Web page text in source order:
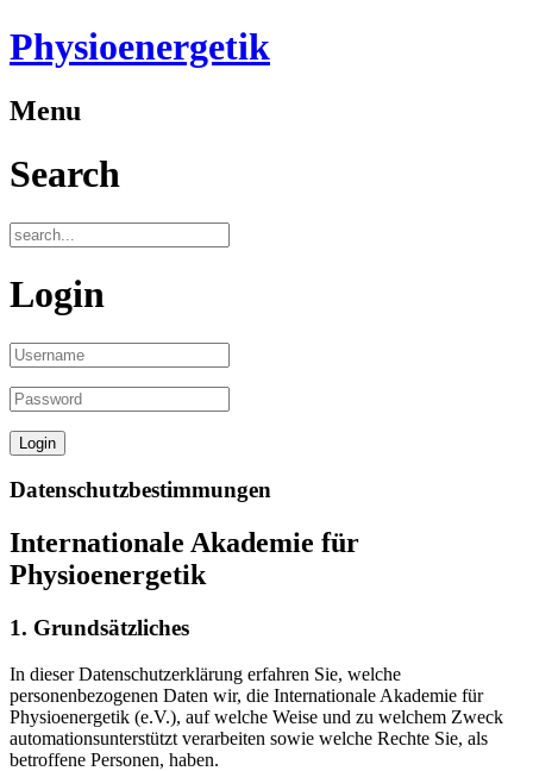
Physioenergetik
Menu
Search
Login
Datenschutzbestimmungen
Internationale Akademie für
Physioenergetik
1. Grundsätzliches
In dieser Datenschutzerklärung erfahren Sie, welche
personenbezogenen Daten wir, die Internationale Akademie für
Physioenergetik (e.V.), auf welche Weise und zu welchem Zweck
automationsunterstützt verarbeiten sowie welche Rechte Sie, als
betroffene Personen, haben.